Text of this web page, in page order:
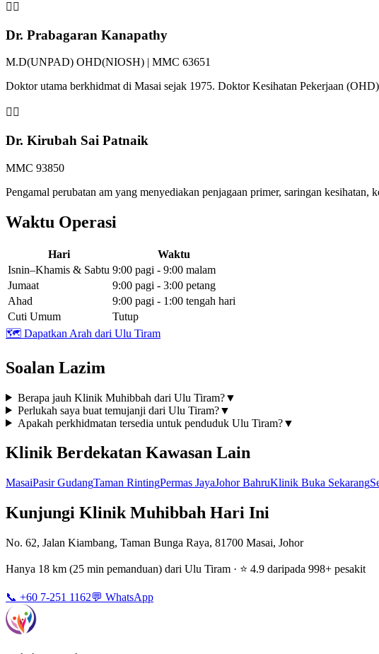
👨‍⚕️
Dr. Prabagaran Kanapathy
M.D(UNPAD) OHD(NIOSH) | MMC 63651
Doktor utama berkhidmat di Masai sejak 1975. Doktor Kesihatan Pekerjaan
👩‍⚕️
Dr. Kirubah Sai Patnaik
MMC 93850
Pengamal perubatan am yang menyediakan penjagaan primer, saringan
Waktu Operasi
Hari
Waktu
Isnin–Khamis & Sabtu 9:00 pagi - 9:00 malam
Jumaat
9:00 pagi - 3:00 petang
Ahad
9:00 pagi - 1:00 tengah hari
Cuti Umum
Tutup
🗺️ Dapatkan Arah dari Ulu Tiram
Soalan Lazim
Berapa jauh Klinik Muhibbah dari Ulu Tiram?▼
Perlukah saya buat temujanji dari Ulu Tiram?▼
Apakah perkhidmatan tersedia untuk penduduk Ulu Tiram?▼
Klinik Berdekatan Kawasan Lain
MasaiPasir GudangTaman RintingPermas JayaJohor BahruKlinik Buka Sekarang
Kunjungi Klinik Muhibbah Hari Ini
No. 62, Jalan Kiambang, Taman Bunga Raya, 81700 Masai, Johor
Hanya 18 km (25 min pemanduan) dari Ulu Tiram · ⭐ 4.9 daripada 998+ pesakit
📞 +60 7-251 1162💬 WhatsApp